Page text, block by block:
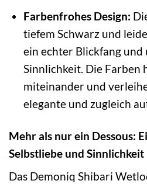
Farbenfrohes Design:
tiefem Schwarz und
ein echter Blickfang
Sinnlichkeit. Die
miteinander und
elegante und zugleich
Mehr als nur ein Dessous:
Selbstliebe und Sinnlichkeit
Das Demoniq Shibari